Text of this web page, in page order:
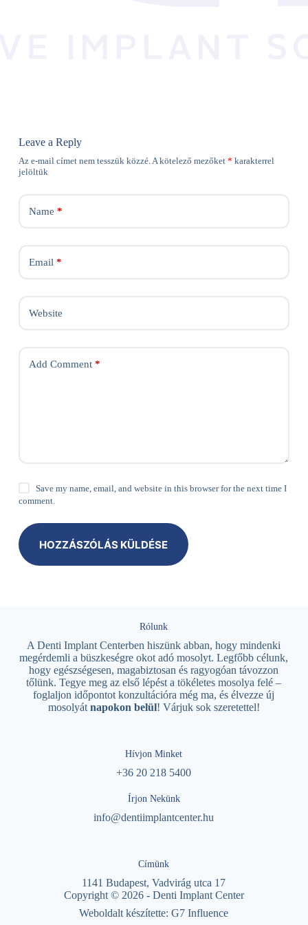
Leave a Reply
Az e-mail címet nem tesszük közzé.A kötelező mezőket * karakterrel
jelöltük
Name *
Email *
Website
Add Comment*
Save my name, email, and website in this browser for the next time I
comment.
HOZZÁSZÓLÁS KÜLDÉSE
Rólunk
A Denti Implant Centerben hiszünk abban, hogy mindenki
megérdemli a büszkeségre okot adó mosolyt. Legfőbb célunk,
hogy egészségesen, magabiztosan és ragyogóan távozzon
tőlünk. Tegye meg az első lépést a tökéletes mosolya felé –
foglaljon időpontot konzultációra még ma, és élvezze új
mosolyát napokon belül! Várjuk sok szeretettel!
Hívjon Minket
+36 20 218 5400
Írjon Nekünk
info@dentiimplantcenter.hu
Címünk
1141 Budapest, Vadvirág utca 17
Copyright © 2026 - Denti Implant Center
Weboldalt készítette:G7 Influence